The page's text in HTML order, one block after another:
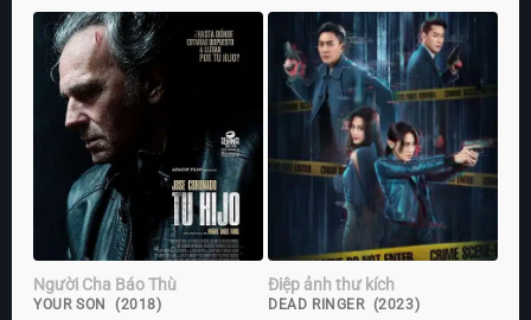
Người Cha Báo Thù
YOUR SON (2018)
Điệp ảnh thư kích
DEAD RINGER (2023)